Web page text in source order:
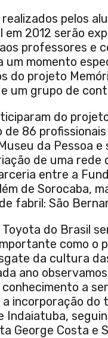
pelos
em 2012 serão
professores e
um momento
do projeto
um grupo de
do
de 86
da Pessoa
de uma rede
entre a
de Sorocaba,
fabril: São
Toyota do Brasil
como o
da cultura
ano
a
a incorporação
Indaiatuba,
George Costa e